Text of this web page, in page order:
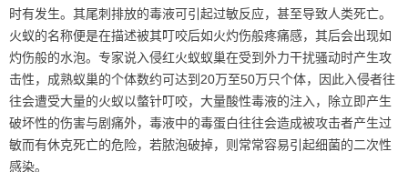
时有发生。其尾刺排放的毒液可引起过敏反应，甚至导致人类死亡。
火蚁的名称便是在描述被其叮咬后如火灼伤般疼痛感，其后会出现如
灼伤般的水泡。专家说入侵红火蚁蚁巢在受到外力干扰骚动时产生攻
击性，成熟蚁巢的个体数约可达到20万至50万只个体，因此入侵者往
往会遭受大量的火蚁以螫针叮咬，大量酸性毒液的注入，除立即产生
破坏性的伤害与剧痛外，毒液中的毒蛋白往往会造成被攻击者产生过
敏而有休克死亡的危险，若脓泡破掉，则常常容易引起细菌的二次性
感染。